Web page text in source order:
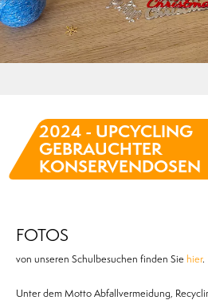
2024 - UPCYCLING
GEBRAUCHTER
KONSERVENDOSEN
FOTOS
von unseren Schulbesuchen finden Sie hier.
Unter dem Motto Abfallvermeidung,